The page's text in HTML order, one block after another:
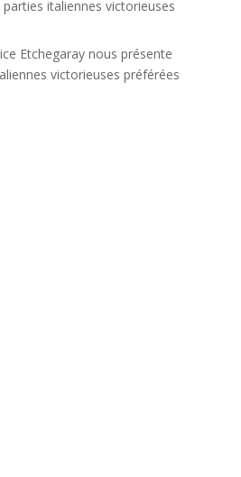
parties italiennes victorieuses
Etchegaray nous présente
victorieuses préférées